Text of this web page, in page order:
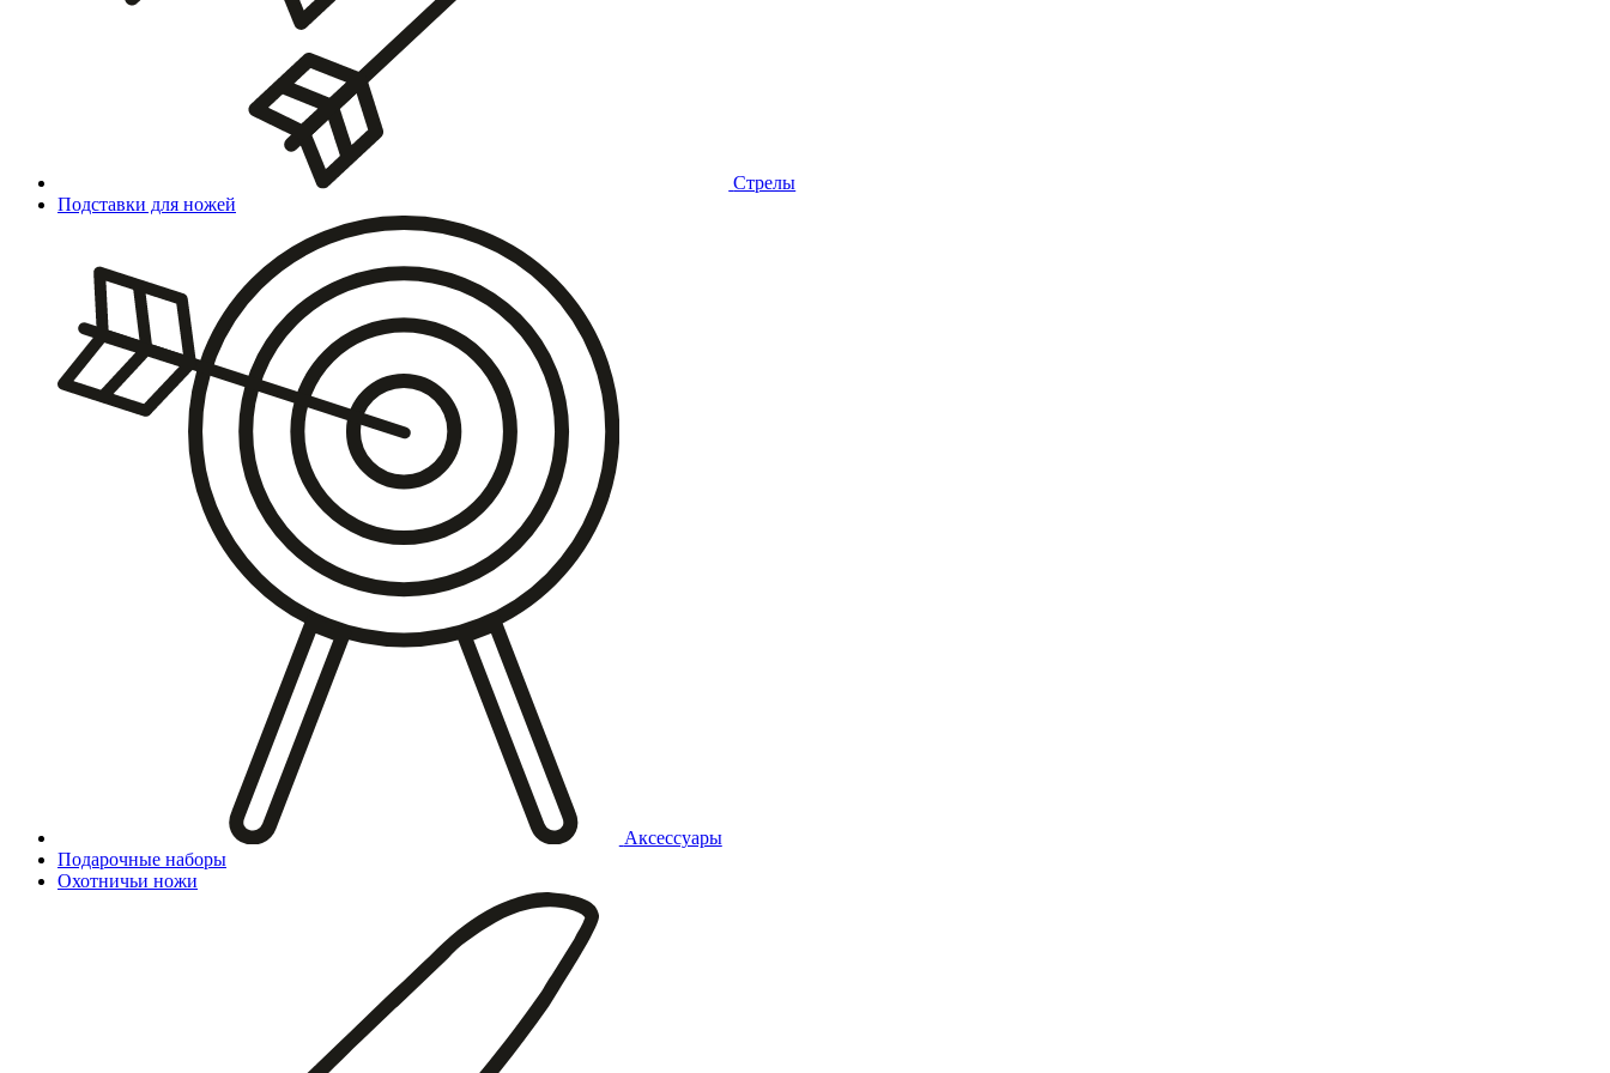
Стрелы
Подставки для ножей
Аксессуары
Подарочные наборы
Охотничьи ножи